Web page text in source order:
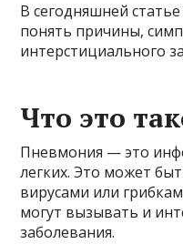
В сегодняшней
понять причины,
интерстициального
Что это
Пневмония — это
легких. Это может
вирусами или
могут вызывать и
заболевания.